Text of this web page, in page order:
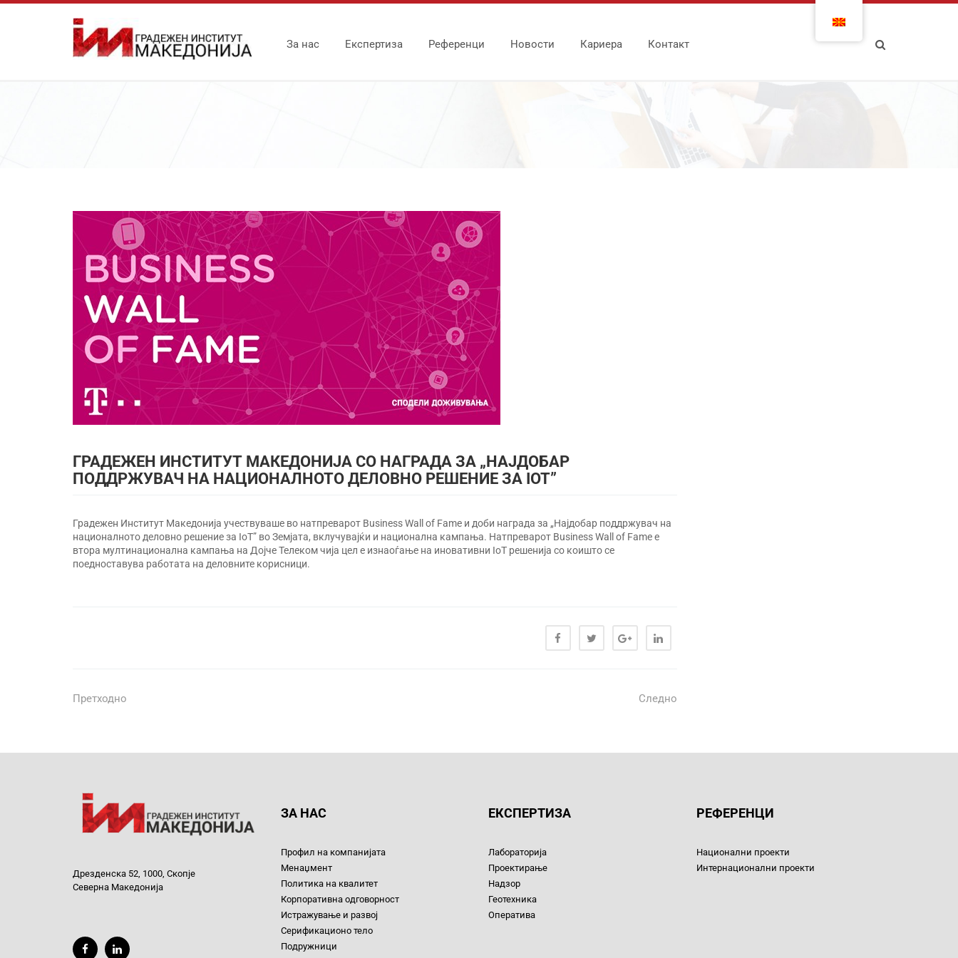
За нас Експертиза Референци Новости Кариера Контакт
ГРАДЕЖЕН ИНСТИТУТ МАКЕДОНИЈА СО НАГРАДА ЗА „НАЈДОБАР
ПОДДРЖУВАЧ НА НАЦИОНАЛНОТО ДЕЛОВНО РЕШЕНИЕ ЗА IOT”
Градежен Институт Македонија учествуваше во натпреварот Business Wall of Fame и доби награда за „Најдобар поддржувач на
националното деловно решение за IoT” во Земјата, вклучувајќи и национална кампања. Натпреварот Business Wall of Fame е
втора мултинационална кампања на Дојче Телеком чија цел е изнаоѓање на иновативни IoT решенија со коишто се
поедноставува работата на деловните корисници.
Претходно Следно
Дрезденска 52, 1000, Скопје
Северна Македонија
ЗА НАС
Профил на компанијата
Менаџмент
Политика на квалитет
Корпоративна одговорност
Истражување и развој
Серификационо тело
Подружници
ЕКСПЕРТИЗА
Лабораторија
Проектирање
Надзор
Геотехника
Оператива
РЕФЕРЕНЦИ
Национални проекти
Интернационални проекти